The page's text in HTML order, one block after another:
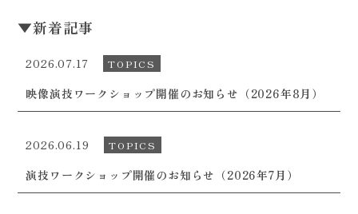
▼新着記事
2026.07.17 TOPICS
映像演技ワークショップ開催のお知らせ（2026年8月）
2026.06.19 TOPICS
演技ワークショップ開催のお知らせ（2026年7月）